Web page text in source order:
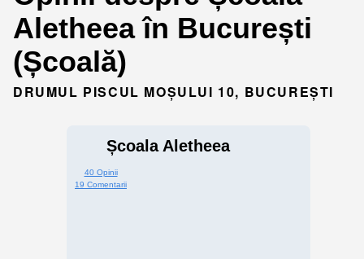
Aletheea în București
(Școală)
DRUMUL PISCUL MOȘULUI 10, BUCUREȘTI
Școala Aletheea
40 Opinii
19 Comentarii